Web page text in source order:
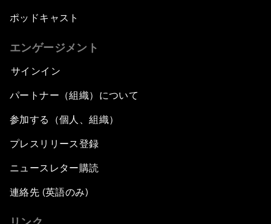
ポッドキャスト
エンゲージメント
サインイン
パートナー（組織）について
参加する（個人、組織）
プレスリリース登録
ニュースレター購読
連絡先 (英語のみ)